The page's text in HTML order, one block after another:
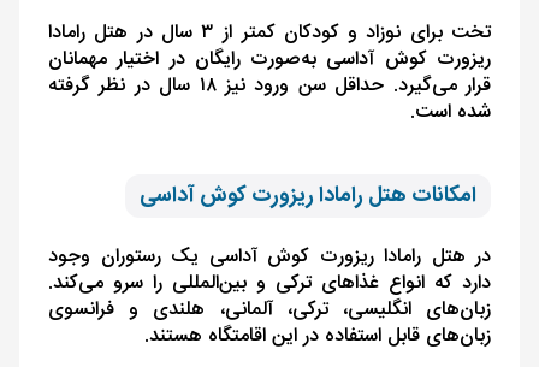
تخت برای نوزاد و کودکان کمتر از ۳ سال در هتل رامادا
ریزورت کوش آداسی به‌صورت رایگان در اختیار مهمانان
قرار می‌گیرد. حداقل سن ورود نیز ۱۸ سال در نظر گرفته
شده است.
امکانات هتل رامادا ریزورت کوش آداسی
در هتل رامادا ریزورت کوش آداسی یک رستوران وجود
دارد که انواع غذاهای ترکی و بین‌المللی را سرو می‌کند.
زبان‌های انگلیسی، ترکی، آلمانی، هلندی و فرانسوی
زبان‌های قابل استفاده در این اقامتگاه هستند.